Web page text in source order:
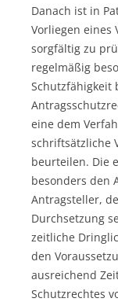
Danach ist in
Vorliegen eines
sorgfältig zu
regelmäßig
Schutzfähigkeit
eine dem
schriftsätzliche
beurteilen. Die
besonders den
Antragsteller,
Durchsetzung
zeitliche
den
ausreichend
Schutzrechtes